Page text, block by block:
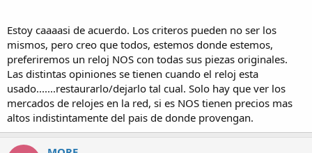
Y todo esto que exponemos tiene también una validez relativa en
tiempo y espacio. Es decir, son criterios o modos de ver y de hacer el
asunto, válidos para una determinada época y en ocasiones, sólo en
algunas regiones o países. Ni piensa, ni siente, ni ve lo mismo un
aficionado de Italia, que uno de Japón o uno de España. Sus
historias son diferentes , sus contextos son distintos, su educación
y valores no son iguales...por lo que tampoco serán iguales sus
criterios a la hora de valorar una pieza para su colección.
Un saluti.
Estoy caaaasi de acuerdo. Los criteros pueden no ser los
mismos, pero creo que todos, estemos donde estemos,
preferiremos un reloj NOS con todas sus piezas originales.
Las distintas opiniones se tienen cuando el reloj esta
usado.......restaurarlo/dejarlo tal cual. Solo hay que ver los
mercados de relojes en la red, si es NOS tienen precios mas
altos indistintamente del pais de donde provengan.